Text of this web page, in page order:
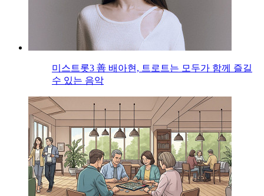
미스트롯3 善 배아현, 트로트는 모두가 함께 즐길
수 있는 음악